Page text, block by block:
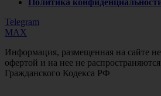
Политика
Telegram
MAX
Информация, размещенная на сайте
офертой и на нее не
Гражданского Кодекса РФ